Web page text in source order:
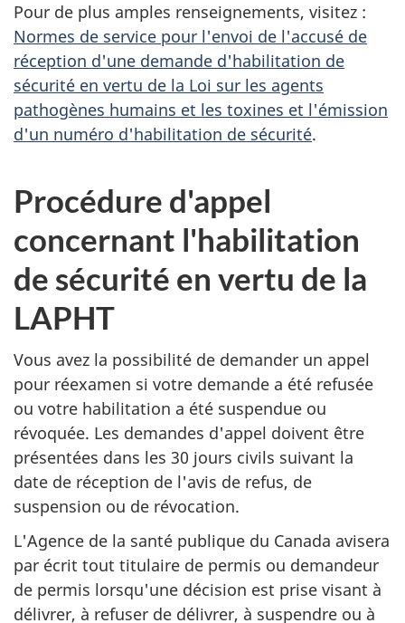
Pour de plus amples renseignements, visitez :
Normes de service pour l'envoi de l'accusé de
réception d'une demande d'habilitation de
sécurité en vertu de la Loi sur les agents
pathogènes humains et les toxines et l'émission
d'un numéro d'habilitation de sécurité.
Procédure d'appel
concernant l'habilitation
de sécurité en vertu de la
LAPHT
Vous avez la possibilité de demander un appel
pour réexamen si votre demande a été refusée
ou votre habilitation a été suspendue ou
révoquée. Les demandes d'appel doivent être
présentées dans les 30 jours civils suivant la
date de réception de l'avis de refus, de
suspension ou de révocation.
L'Agence de la santé publique du Canada avisera
par écrit tout titulaire de permis ou demandeur
de permis lorsqu'une décision est prise visant à
délivrer, à refuser de délivrer, à suspendre ou à